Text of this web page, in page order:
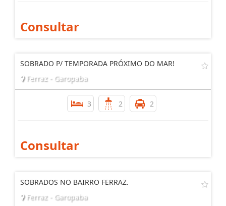
Consultar
SOBRADO P/ TEMPORADA PRÓXIMO DO MAR!
Ferraz - Garopaba
3 2 2
Consultar
SOBRADOS NO BAIRRO FERRAZ.
Ferraz - Garopaba